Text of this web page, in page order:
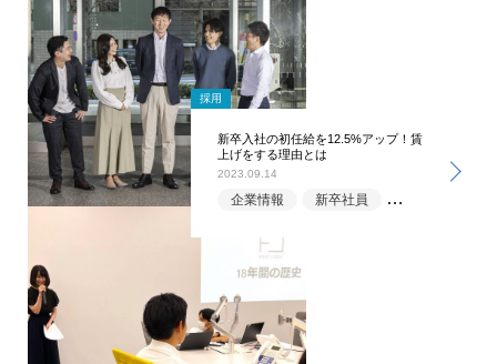
採用
新卒入社の初任給を12.5%アップ！賃
上げをする理由とは
2023.09.14
企業情報 新卒社員 福利厚生